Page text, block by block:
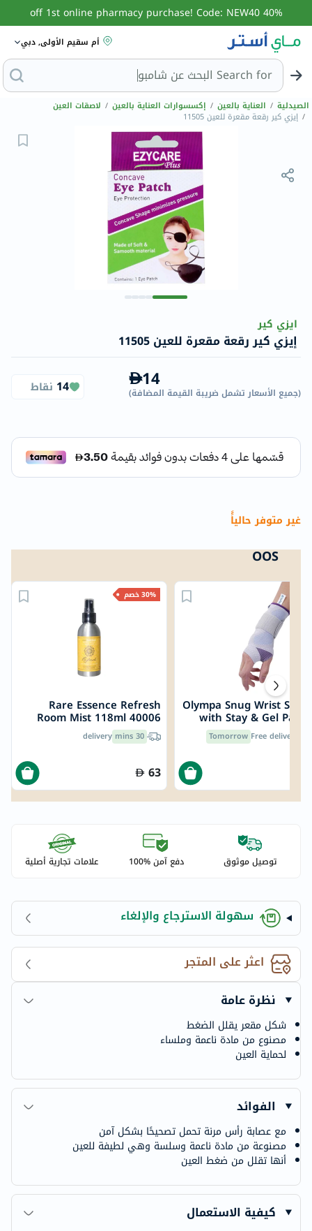
40% off 1st online pharmacy purchase! Code: NEW40
أم سقيم الأولى, دبي
Search for ا
الصيدلية / العناية بالعين / إكسسوارات العناية بالعين / لاصقات العين
/ إيزي كير رقعة مقعرة للعين 11505
ايزي كير
إيزي كير رقعة مقعرة للعين 11505
14 (جميع الأسعار تشمل ضريبة القيمة المضافة)
14 نقاط
غير متوفر حالياًً
OOS
30% خصم
Rare Essence Refresh
Room Mist 118ml 40006
30 mins
delivery
63
Olympa Snug Wrist
with Stay & Gel Pad
Cool Grey
Free delivery by
Tomorrow
توصيل موثوق دفع آمن %100 علامات تجارية أصلية
سهولة الاسترجاع والإلغاء
اعثر على المتجر
نظرة عامة
شكل مقعر يقلل الضغط
مصنوع من مادة ناعمة وملساء
لحماية العين
الفوائد
مع عصابة رأس مرنة تحمل تصحيحًا بشكل آمن
مصنوعة من مادة ناعمة وسلسة وهي لطيفة للعين
أنها تقلل من ضغط العين
كيفية الاستعمال